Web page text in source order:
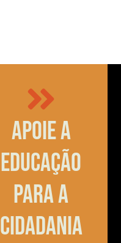
Apoie a
educação
para a
cidadania